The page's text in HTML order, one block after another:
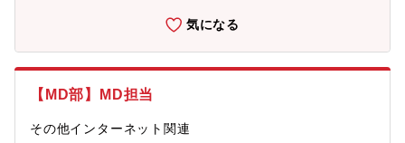
て運営されています。「アーティストとファンを音楽とファッシ
がBRAVADOです。今回募集するのは、アーティストのライセン
との連携を行うことを中心とし、並行してライツを活用したリテ
す。海外関係部門との連携も積極的に行うため、国際的な感覚が
気になる
【MD部】MD担当
その他インターネット関連